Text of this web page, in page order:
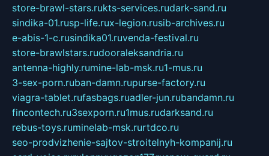
store-brawl-stars.rukts-services.rudark-sand.ru
sindika-01.rusp-life.rux-legion.rusib-archives.ru
e-abis-1-c.rusindika01.ruvenda-festival.ru
store-brawlstars.rudooraleksandria.ru
antenna-highly.rumine-lab-msk.ru1-mus.ru
3-sex-porn.ruban-damn.rupurse-factory.ru
viagra-tablet.rufasbags.ruadler-jun.rubandamn.ru
fincontech.ru3sexporn.ru1mus.rudarksand.ru
rebus-toys.ruminelab-msk.rurtdco.ru
seo-prodvizhenie-sajtov-stroitelnyh-kompanij.ru